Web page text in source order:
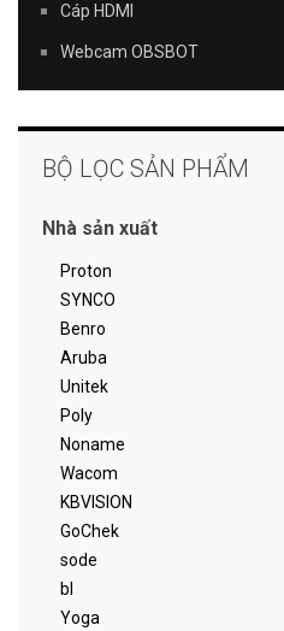
Cáp HDMI
Webcam OBSBOT
BỘ LỌC SẢN PHẨM
Nhà sản xuất
Proton
SYNCO
Benro
Aruba
Unitek
Poly
Noname
Wacom
KBVISION
GoChek
sode
bl
Yoga